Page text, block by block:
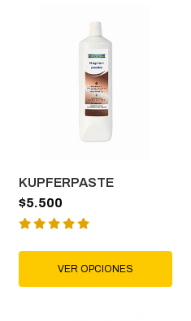
KUPFERPASTE
$5.500
VER OPCIONES